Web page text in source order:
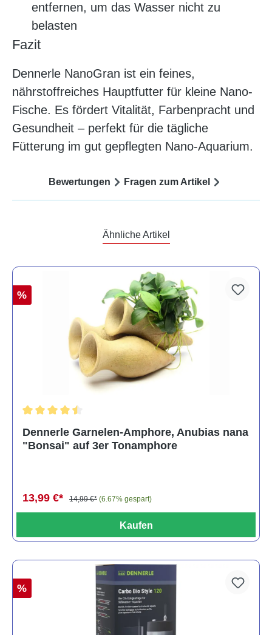
entfernen, um das Wasser nicht zu
belasten
Fazit
Dennerle NanoGran ist ein feines,
nährstoffreiches Hauptfutter für kleine Nano-
Fische. Es fördert Vitalität, Farbenpracht und
Gesundheit – perfekt für die tägliche
Fütterung im gut gepflegten Nano-Aquarium.
Bewertungen Fragen zum Artikel
Ähnliche Artikel
%
Dennerle Garnelen-Amphore, Anubias nana
"Bonsai" auf 3er Tonamphore
13,99 €* 14,99 €* (6.67% gespart)
Kaufen
%